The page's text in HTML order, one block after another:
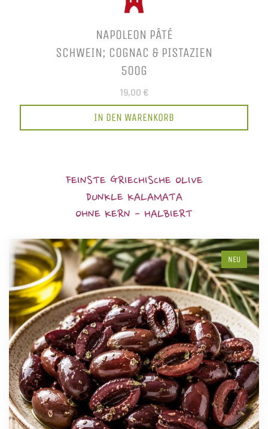
NAPOLEON PÂTÉ
SCHWEIN; COGNAC & PISTAZIEN
500G
19,00 €
IN DEN WARENKORB
FEINSTE GRIECHISCHE OLIVE
DUNKLE KALAMATA
OHNE KERN - HALBIERT
NEU